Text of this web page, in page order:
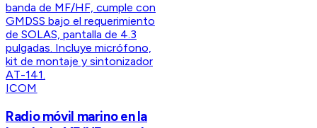
ICOM
Radio móvil marino en la